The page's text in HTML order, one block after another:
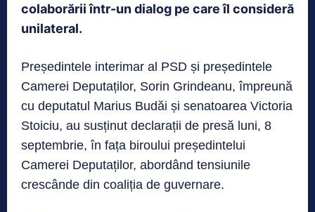
colaborării într-un dialog pe care îl consideră
unilateral.
Președintele interimar al PSD și președintele
Camerei Deputaților, Sorin Grindeanu, împreună
cu deputatul Marius Budăi și senatoarea Victoria
Stoiciu, au susținut declarații de presă luni, 8
septembrie, în fața biroului președintelui
Camerei Deputaților, abordând tensiunile
crescânde din coaliția de guvernare.